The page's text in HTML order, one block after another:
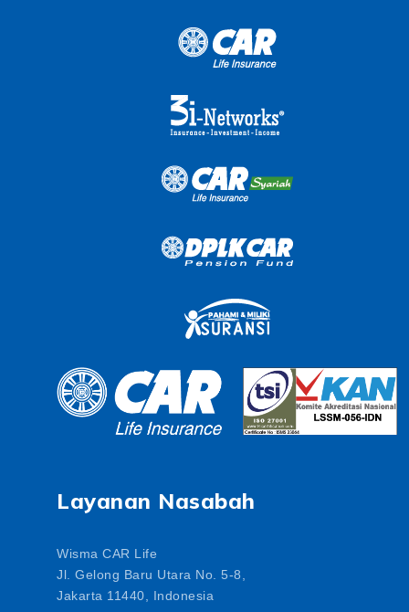
Layanan Nasabah
Wisma CAR Life
Jl. Gelong Baru Utara No. 5-8,
Jakarta 11440, Indonesia